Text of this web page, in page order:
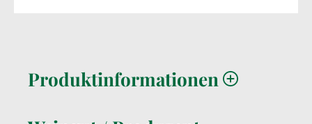
Produktinformationen